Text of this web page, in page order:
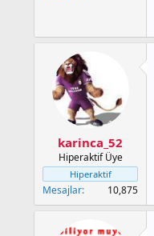
karinca_52
Hiperaktif Üye
Hiperaktif
Mesajlar 10,875